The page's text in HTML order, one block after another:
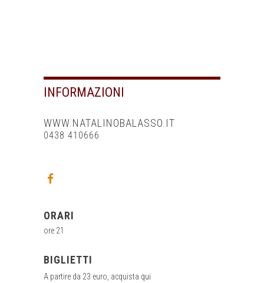
INFORMAZIONI
WWW.NATALINOBALASSO.IT
0438 410666
ORARI
ore 21
BIGLIETTI
A partire da 23 euro, acquista qui